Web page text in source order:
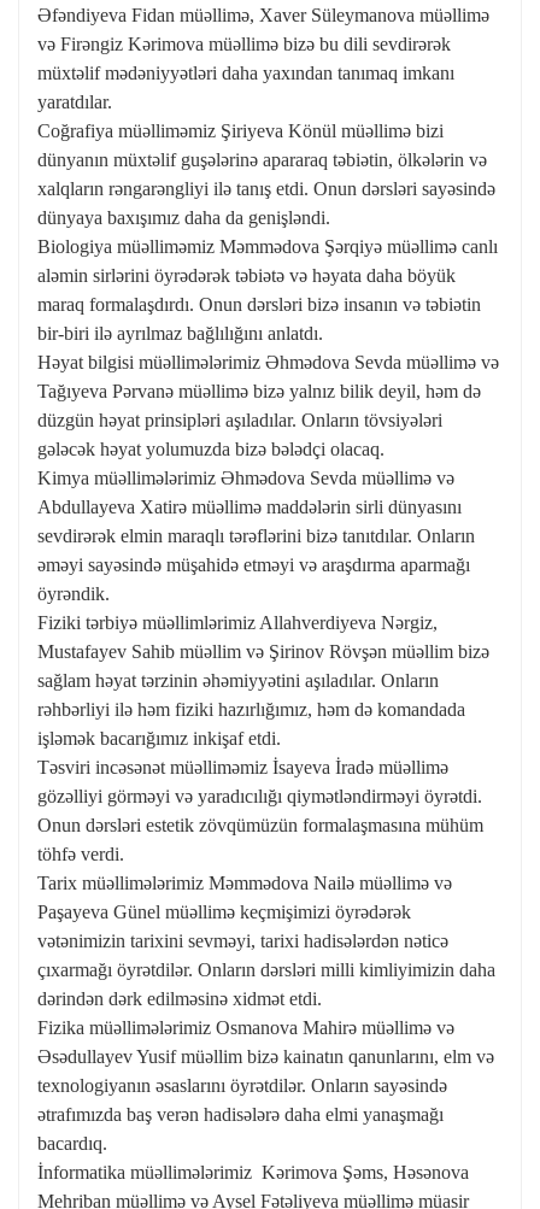
Əfəndiyeva Fidan müəllimə, Xaver Süleymanova müəllimə
və Firəngiz Kərimova müəllimə bizə bu dili sevdirərək
müxtəlif mədəniyyətləri daha yaxından tanımaq imkanı
yaratdılar.
Coğrafiya müəlliməmiz Şiriyeva Könül müəllimə bizi
dünyanın müxtəlif guşələrinə apararaq təbiətin, ölkələrin və
xalqların rəngarəngliyi ilə tanış etdi. Onun dərsləri sayəsində
dünyaya baxışımız daha da genişləndi.
Biologiya müəlliməmiz Məmmədova Şərqiyə müəllimə canlı
aləmin sirlərini öyrədərək təbiətə və həyata daha böyük
maraq formalaşdırdı. Onun dərsləri bizə insanın və təbiətin
bir-biri ilə ayrılmaz bağlılığını anlatdı.
Həyat bilgisi müəllimələrimiz Əhmədova Sevda müəllimə və
Tağıyeva Pərvanə müəllimə bizə yalnız bilik deyil, həm də
düzgün həyat prinsipləri aşıladılar. Onların tövsiyələri
gələcək həyat yolumuzda bizə bələdçi olacaq.
Kimya müəllimələrimiz Əhmədova Sevda müəllimə və
Abdullayeva Xatirə müəllimə maddələrin sirli dünyasını
sevdirərək elmin maraqlı tərəflərini bizə tanıtdılar. Onların
əməyi sayəsində müşahidə etməyi və araşdırma aparmağı
öyrəndik.
Fiziki tərbiyə müəllimlərimiz Allahverdiyeva Nərgiz,
Mustafayev Sahib müəllim və Şirinov Rövşən müəllim bizə
sağlam həyat tərzinin əhəmiyyətini aşıladılar. Onların
rəhbərliyi ilə həm fiziki hazırlığımız, həm də komandada
işləmək bacarığımız inkişaf etdi.
Təsviri incəsənət müəlliməmiz İsayeva İradə müəllimə
gözəlliyi görməyi və yaradıcılığı qiymətləndirməyi öyrətdi.
Onun dərsləri estetik zövqümüzün formalaşmasına mühüm
töhfə verdi.
Tarix müəllimələrimiz Məmmədova Nailə müəllimə və
Paşayeva Günel müəllimə keçmişimizi öyrədərək
vətənimizin tarixini sevməyi, tarixi hadisələrdən nəticə
çıxarmağı öyrətdilər. Onların dərsləri milli kimliyimizin daha
dərindən dərk edilməsinə xidmət etdi.
Fizika müəllimələrimiz Osmanova Mahirə müəllimə və
Əsədullayev Yusif müəllim bizə kainatın qanunlarını, elm və
texnologiyanın əsaslarını öyrətdilər. Onların sayəsində
ətrafımızda baş verən hadisələrə daha elmi yanaşmağı
bacardıq.
İnformatika müəllimələrimiz Kərimova Şəms, Həsənova
Mehriban müəllimə və Aysel Fətəliyeva müəllimə müasir